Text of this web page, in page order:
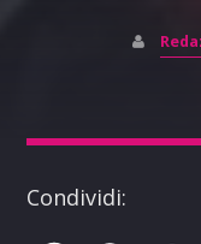
Condividi: